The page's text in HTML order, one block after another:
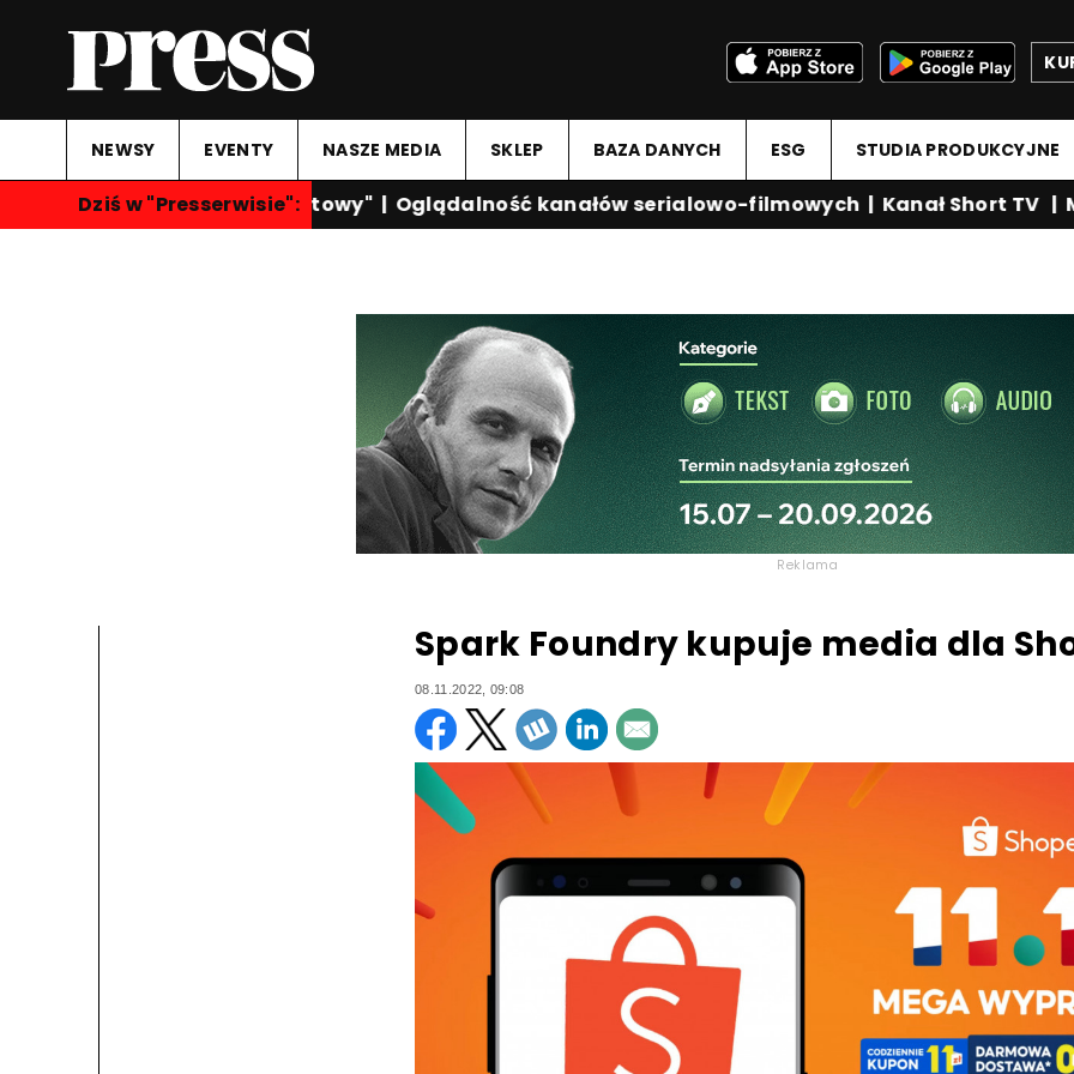
NEWSY EVENTY NASZE MEDIA SKLEP BAZA DANYCH ESG STUDIA PRODUKCYJNE
Dziś w "Presserwisie":
"Przegląd Sportowy"|Oglądalność kanałów serialowo-filmowych|Kanał Short TV |
Reklama
Spark Foundry kupuje media dla
08.11.2022, 09:08